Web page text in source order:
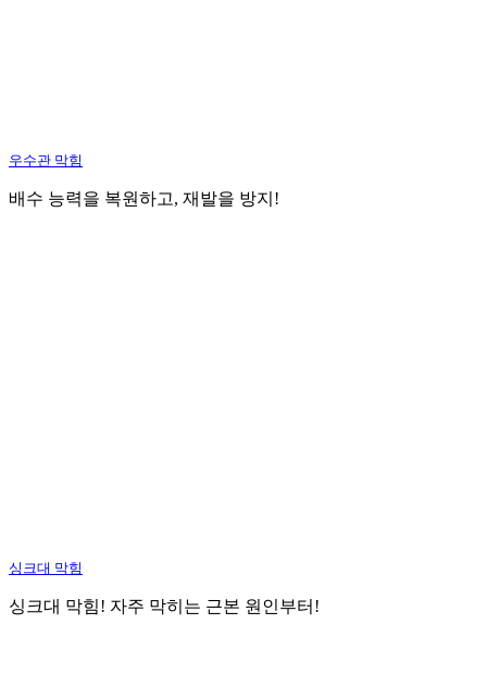
우수관 막힘
배수 능력을 복원하고, 재발을 방지!
싱크대 막힘
싱크대 막힘! 자주 막히는 근본 원인부터!